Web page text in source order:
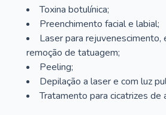
Toxina botulínica;
Preenchimento facial e labial;
Laser para rejuvenescimento,
remoção de tatuagem;
Peeling;
Depilação a laser e com luz
Tratamento para cicatrizes de